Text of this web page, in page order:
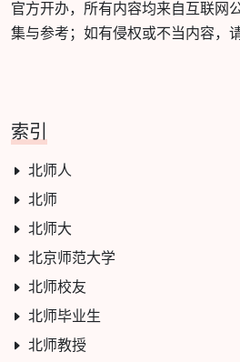
官方开办，所有内容均来自互联网
集与参考；如有侵权或不当内容，
索引
北师人
北师
北师大
北京师范大学
北师校友
北师毕业生
北师教授